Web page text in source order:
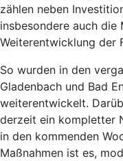
zählen neben
insbesondere auch die
Weiterentwicklung der
So wurden in den
Gladenbach und Bad
weiterentwickelt.
derzeit ein kompletter
in den kommenden
Maßnahmen ist es,